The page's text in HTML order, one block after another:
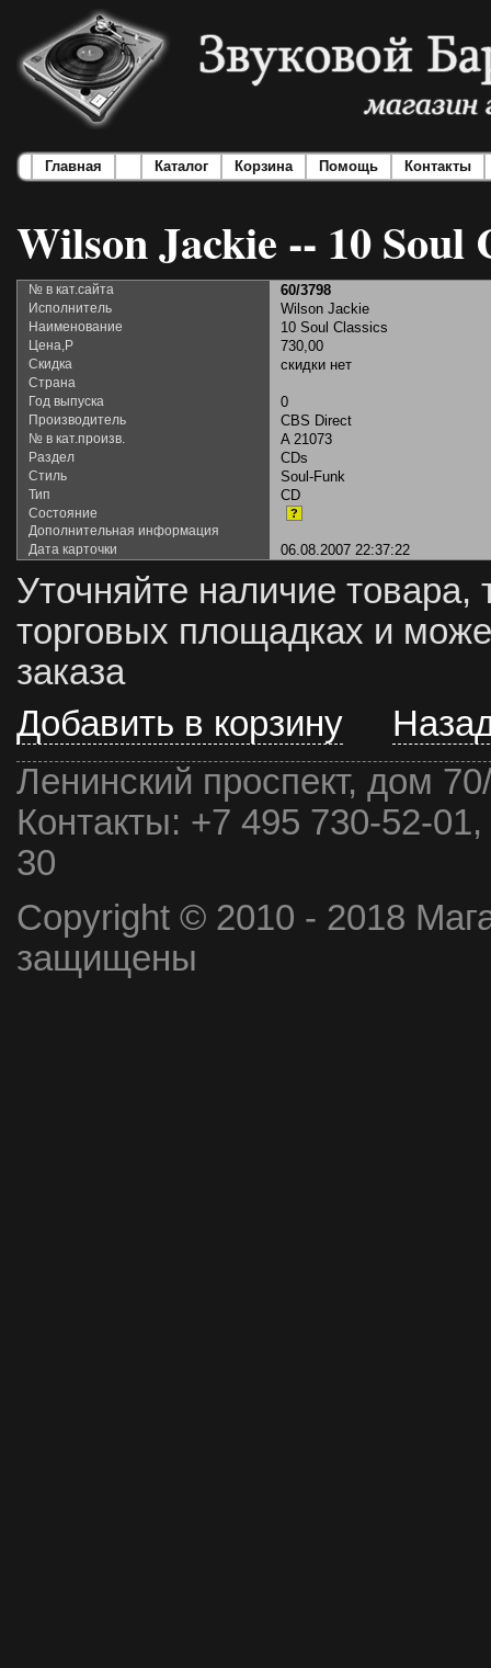
Главная Каталог Корзина Помощь Контакты
Wilson Jackie -- 10 Soul
№ в кат.сайта 60/3798
Исполнитель Wilson Jackie
Наименование 10 Soul Classics
Цена,Р 730,00
Скидка скидки нет
Страна
Год выпуска
0
Производитель CBS Direct
№ в кат.произв. A 21073
Раздел CDs
Стиль Soul-Funk
Тип CD
Состояние ?
Дополнительная информация
Дата карточки
06.08.2007 22:37:22
Уточняйте наличие товара,
торговых площадках и
заказа
Добавить в корзину
Ленинский проспект, дом
Контакты: +7 495 730-52-
30
Copyright © 2010 - 2018
защищены